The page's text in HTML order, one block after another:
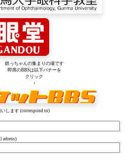
鉄っちゃんの集まりの場です
即席のBBSは以下バナーを
クリック
↓
します (correspond to)
adress)